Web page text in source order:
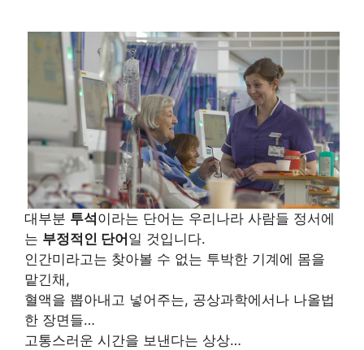
대부분 투석 이라는 단어는 우리나라 사람들 정서에
는 부정적인 단어 일 것입니다.
인간미라고는 찾아볼 수 없는 투박한 기계에 몸을
맡긴채,
혈액을 뽑아내고 넣어주는, 공상과학에서나 나올법
한 장면들…
고통스러운 시간을 보낸다는 상상…